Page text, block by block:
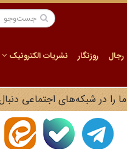
رجال روزنگار نشریات الکترونیک
ما را در شبکه‌های اجتماعی